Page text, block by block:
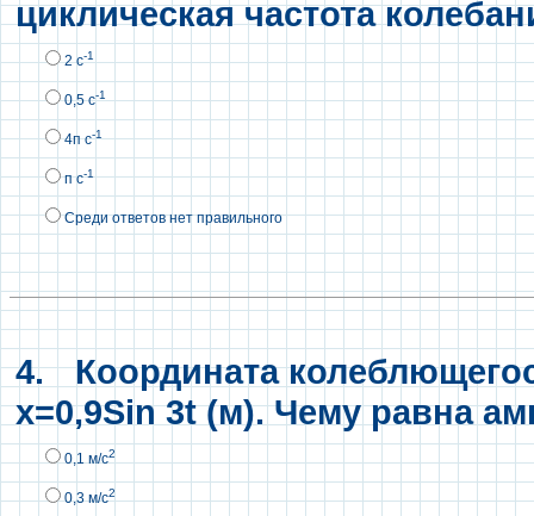
циклическая частота
2 с-1
0,5 с-1
4п с-1
п с-1
Среди ответов нет правильного
4. Координата
x=0,9Sin 3t (м). Чему равна
0,1 м/с2
0,3 м/с2